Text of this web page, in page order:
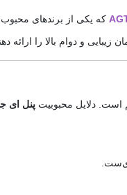
که یکی از برندهای
و دوام بالا را ارائه
است. دلایل محبوبیتپنل ای